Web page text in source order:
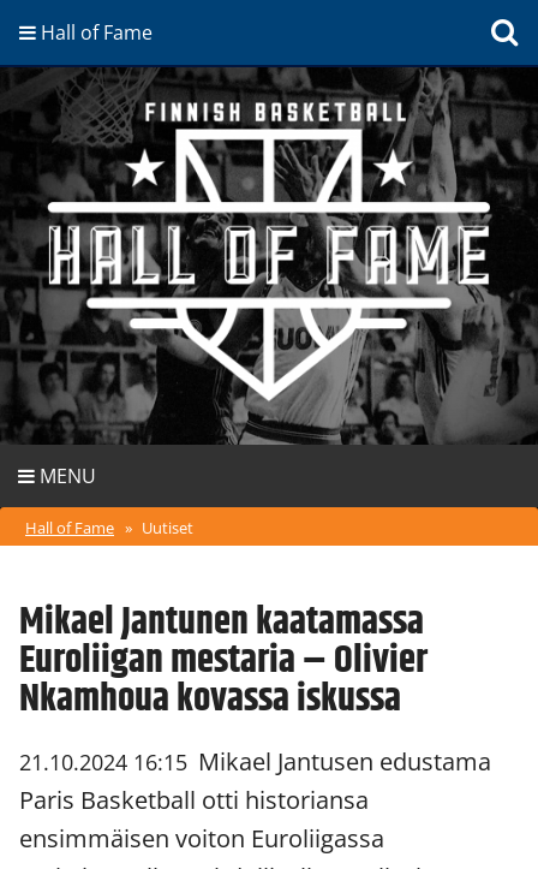
Hall of Fame
MENU
Hall of Fame » Uutiset
Mikael Jantunen kaatamassa
Euroliigan mestaria – Olivier
Nkamhoua kovassa iskussa
21.10.2024 16:15 Mikael Jantusen edustama
Paris Basketball otti historiansa
ensimmäisen voiton Euroliigassa